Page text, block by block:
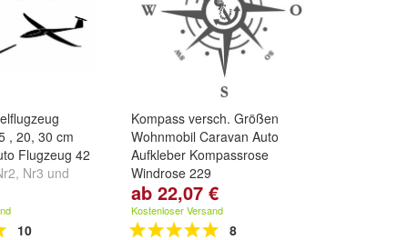
, 20, 30 cm
Flugzeug 42
, Nr3 und
10
Kompass versch. Größen
Wohnmobil Caravan Auto
Aufkleber Kompassrose
Windrose 229
Größe:längste Seite 30 cm
längste Seite 40 cm
Seite 50 cmund weitere ...
ab 22,07 €
Kostenloser Versand
8